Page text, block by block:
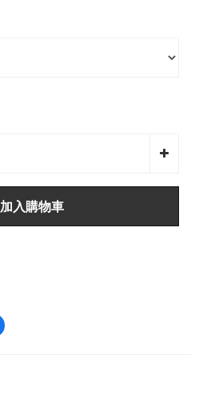
加入購物車